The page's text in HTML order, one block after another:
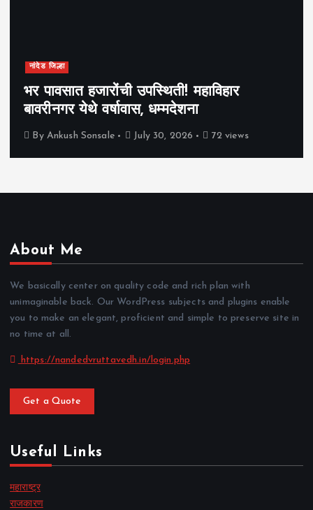
नांदेड जिल्हा
भर पावसात हजारोंची उपस्थिती! महाविहार
बावरीनगर येथे वर्षावास, धम्मदेशना
By Ankush Sonsale July 30, 2026 72 views
About Me
We basically center on quality code and rich plan with
unimaginable back. Our WordPress subjects and plugins enable
you to make an elegant, proficient and simple to preserve site in
no time at all.
https://nandedvruttavedh.in/login.php
Get a Quote
Useful Links
महाराष्ट्र
राजकारण